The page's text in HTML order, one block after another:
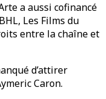
a aussi cofinancé
Les Films du
entre la chaîne et
d’attirer
Caron.